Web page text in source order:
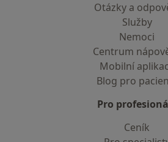
Otázky a
Služby
Nemoci
Centrum
Mobilní
Blog pro
Pro
Ceník